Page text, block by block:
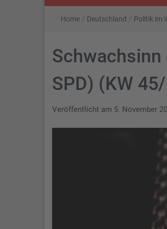
Home / Deutschland / Politik im
Schwachsinn
SPD) (KW
Veröffentlicht am 5. November